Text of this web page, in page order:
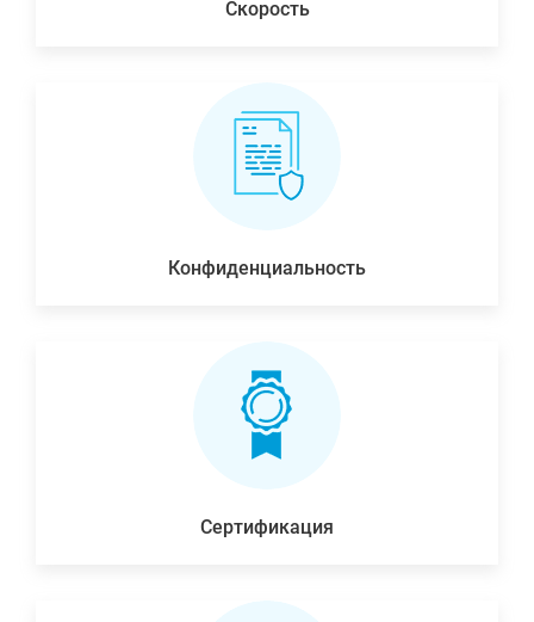
Скорость
Конфиденциальность
Сертификация